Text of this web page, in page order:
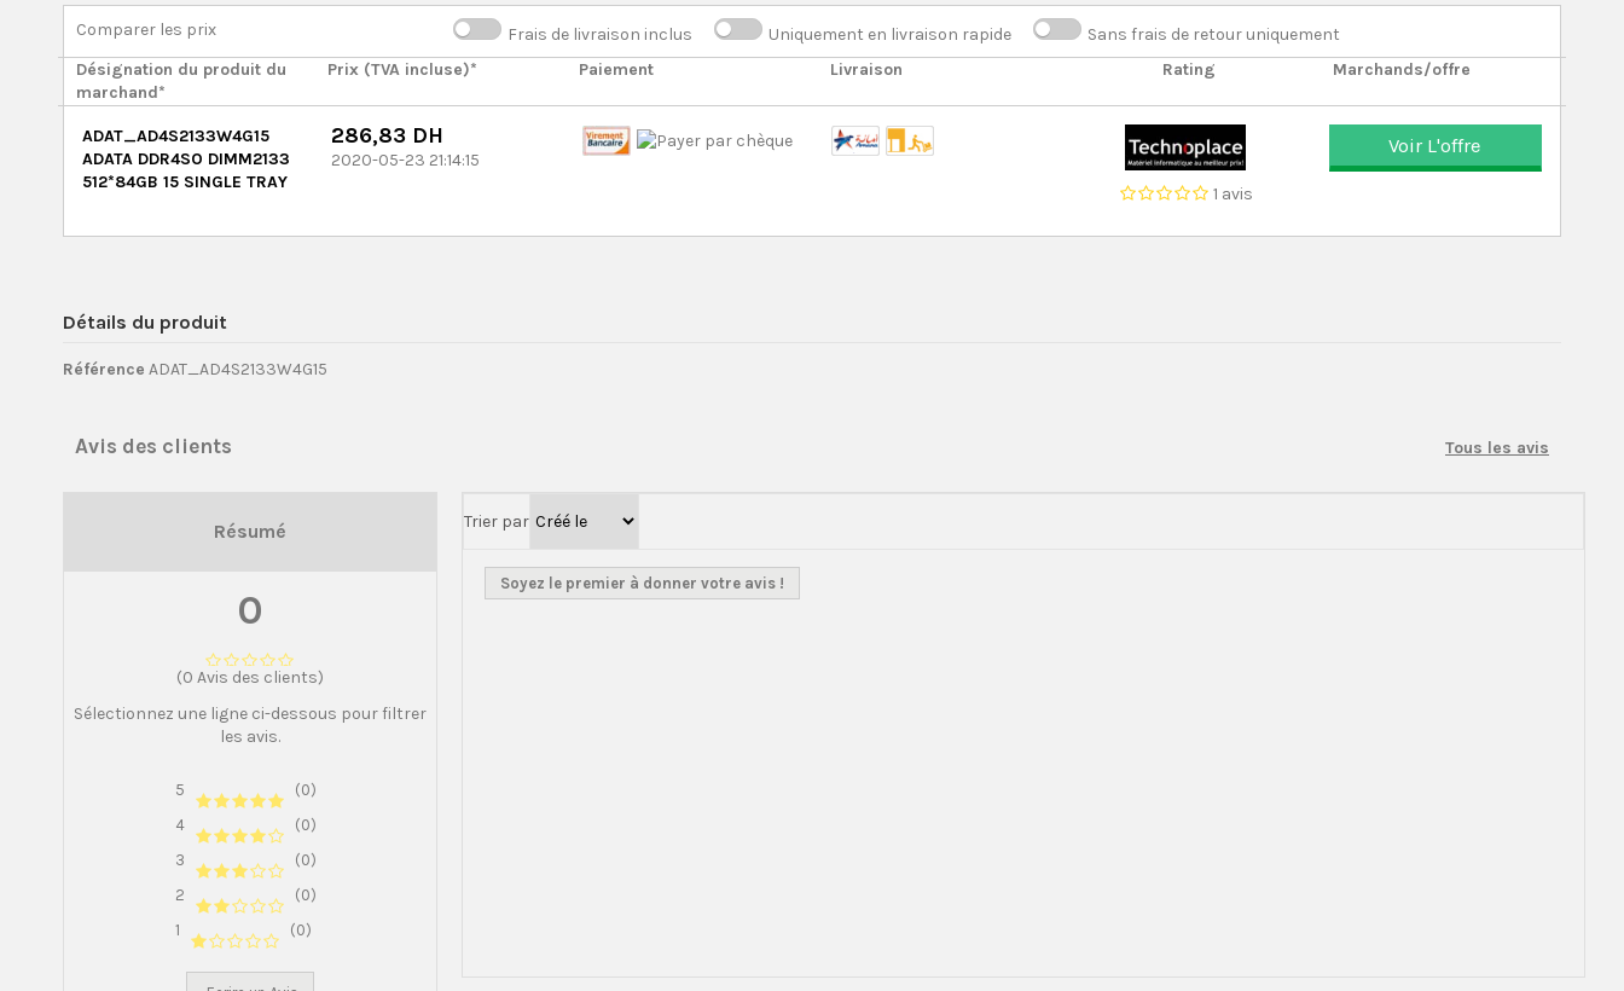
Comparer les prix Frais de livraison inclus Uniquement en livraison rapide
Sans frais de retour uniquement
Désignation du produit du
marchand*
Prix (TVA incluse)* Paiement Livraison Rating Marchands/offre
ADAT_AD4S2133W4G15
ADATA DDR4SO DIMM2133
512*84GB 15 SINGLE TRAY
286,83 DH
2020-05-23 21:14:15
1 avis
Voir L'offre
Détails du produit
Référence ADAT_AD4S2133W4G15
Avis des clients Tous les avis
Résumé
0
(0 Avis des clients)
Sélectionnez une ligne ci-dessous pour filtrer
les avis.
5
(0)
4
(0)
3
(0)
2
(0)
1
(0)
Trier par
Soyez le premier à donner votre avis !